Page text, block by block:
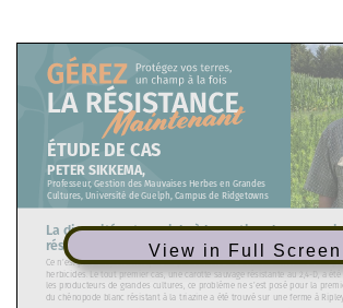
View in Full Screen